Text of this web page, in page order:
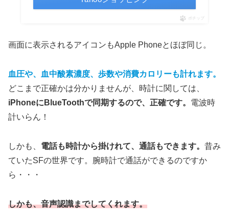
ポチップ
画面に表示されるアイコンもApple Phoneとほぼ同じ。
血圧や、血中酸素濃度、歩数や消費カロリーも計れます。
どこまで正確かは分かりませんが、時計に関しては、
iPhoneにBlueToothで同期するので、正確です。 電波時
計いらん！
しかも、 電話も時計から掛けれて、通話もできます。 昔み
ていたSFの世界です。腕時計で通話ができるのですか
ら・・・
しかも、音声認識までしてくれます。